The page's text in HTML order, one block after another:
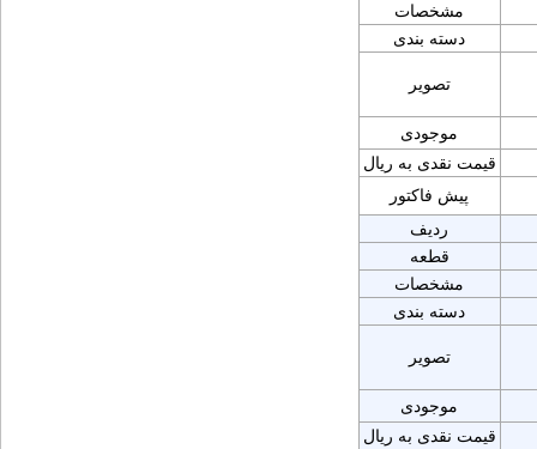
مشخصات
دسته بندی
تصویر
موجودی
قیمت نقدی به ریال
پیش فاکتور
ردیف
قطعه
مشخصات
دسته بندی
تصویر
موجودی
قیمت نقدی به ریال